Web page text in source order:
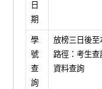
日
期
學
號
查
詢
放榜三日後至
路徑：考生
資料查詢